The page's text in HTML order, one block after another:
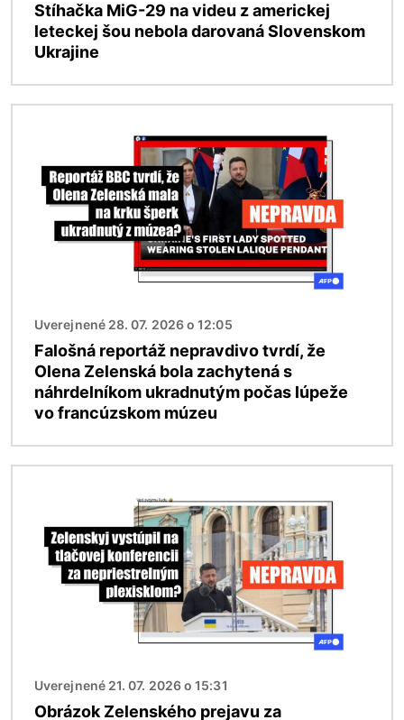
Stíhačka MiG-29 na videu z americkej
leteckej šou nebola darovaná Slovenskom
Ukrajine
Uverejnené 28. 07. 2026 o 12:05
Falošná reportáž nepravdivo tvrdí, že
Olena Zelenská bola zachytená s
náhrdelníkom ukradnutým počas lúpeže
vo francúzskom múzeu
Uverejnené 21. 07. 2026 o 15:31
Obrázok Zelenského prejavu za